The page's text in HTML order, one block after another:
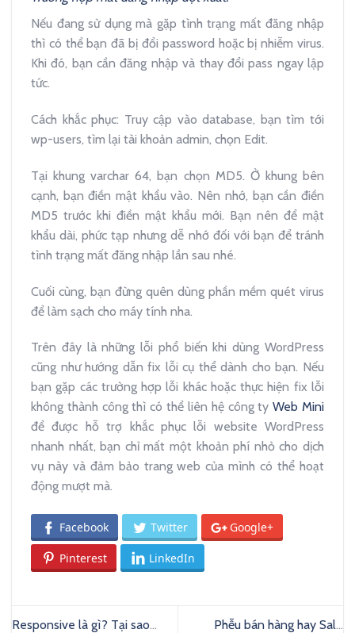
Nếu đang sử dụng mà gặp tình trạng mất đăng nhập
thì có thể bạn đã bị đổi password hoặc bị nhiễm virus.
Khi đó, bạn cần đăng nhập và thay đổi pass ngay lập
tức.
Cách khắc phục: Truy cập vào database, bạn tìm tới
wp-users, tìm lại tài khoản admin, chọn Edit.
Tại khung varchar 64, bạn chọn MD5. Ở khung bên
cạnh, bạn điền mật khẩu vào. Nên nhớ, bạn cần điền
MD5 trước khi điền mật khẩu mới. Bạn nên để mật
khẩu dài, phức tạp nhưng dễ nhớ đối với bạn để tránh
tình trạng mất đăng nhập lần sau nhé.
Cuối cùng, bạn đừng quên dùng phần mềm quét virus
để làm sạch cho máy tính nha.
Trên đây là những lỗi phổ biến khi dùng WordPress
cũng như hướng dẫn fix lỗi cụ thể dành cho bạn. Nếu
bạn gặp các trường hợp lỗi khác hoặc thực hiện fix lỗi
không thành công thì có thể liên hệ công tyWeb Mini
để được hỗ trợ khắc phục lỗi website WordPress
nhanh nhất, bạn chỉ mất một khoản phí nhỏ cho dịch
vụ này và đảm bảo trang web của mình có thể hoạt
động mượt mà.
Facebook Twitter Google+
Pinterest LinkedIn
Responsive là gì? Tại sao
Phễu bán hàng hay Sale